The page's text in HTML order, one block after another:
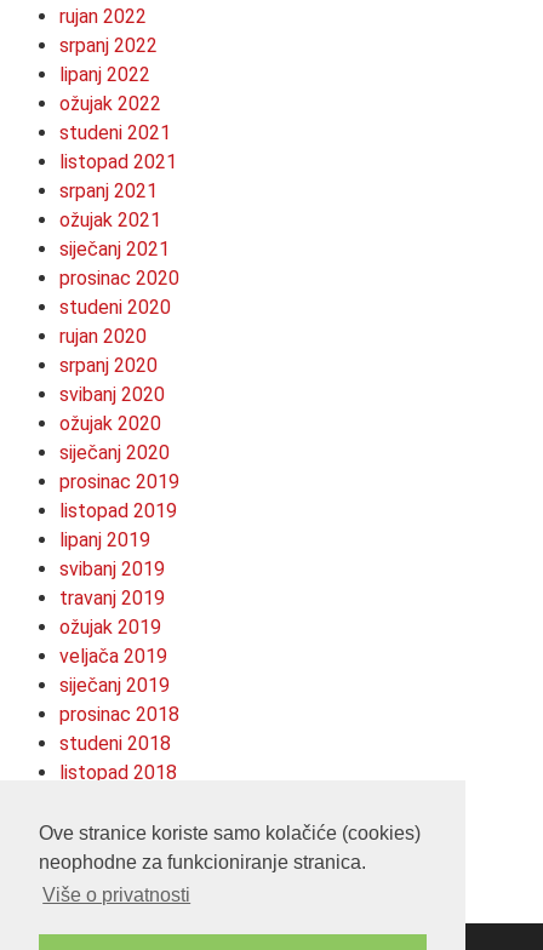
Ove stranice koriste samo kolačiće (cookies)
neophodne za funkcioniranje stranica.
Više o privatnosti
rujan 2022
srpanj 2022
lipanj 2022
ožujak 2022
studeni 2021
listopad 2021
srpanj 2021
ožujak 2021
siječanj 2021
prosinac 2020
studeni 2020
rujan 2020
srpanj 2020
svibanj 2020
ožujak 2020
siječanj 2020
prosinac 2019
listopad 2019
lipanj 2019
svibanj 2019
travanj 2019
ožujak 2019
veljača 2019
siječanj 2019
prosinac 2018
studeni 2018
listopad 2018
srpanj 2018